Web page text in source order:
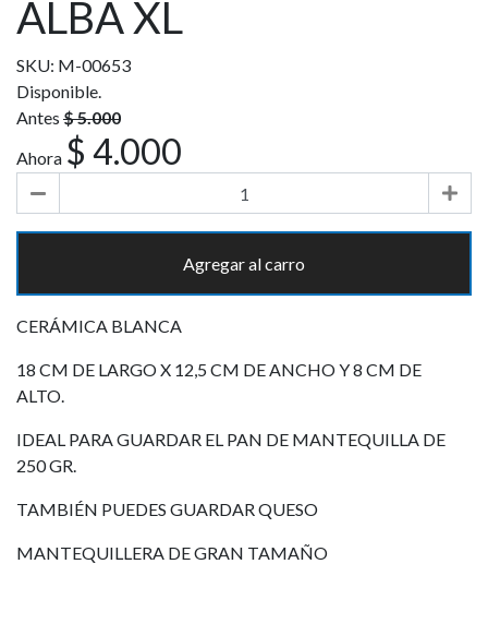
ALBA XL
SKU: M-00653
Disponible.
Antes $ 5.000
Ahora $ 4.000
Agregar al carro
CERÁMICA BLANCA
18 CM DE LARGO X 12,5 CM DE ANCHO Y 8 CM DE
ALTO.
IDEAL PARA GUARDAR EL PAN DE MANTEQUILLA DE
250 GR.
TAMBIÉN PUEDES GUARDAR QUESO
MANTEQUILLERA DE GRAN TAMAÑO